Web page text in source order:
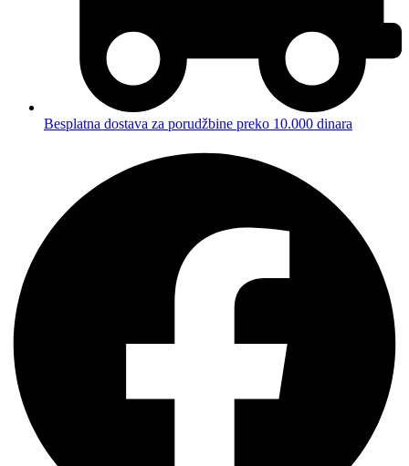
Besplatna dostava za porudžbine preko 10.000 dinara